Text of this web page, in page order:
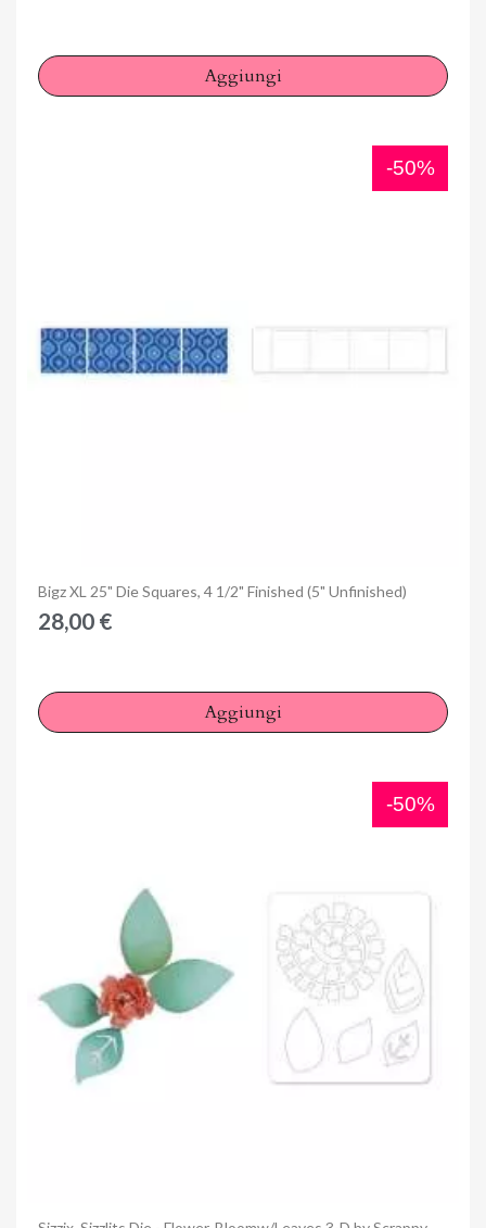
Aggiungi
Anteprima
-50%
Bigz XL 25" Die Squares, 4 1/2" Finished (5" Unfinished)
28,00 €
Aggiungi
-50%